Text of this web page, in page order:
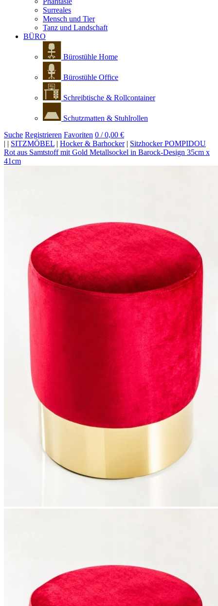
Surreales
Mensch und Tier
Tanz und Landschaft
BÜRO
Bürostühle Home
Bürostühle Office
Schreibtische & Rollcontainer
Schutzmatten & Stuhlrollen
Suche Registrieren Favoriten 0 / 0,00 €
| | SITZMÖBEL | Hocker & Barhocker| Sitzhocker POMPIDOU
Rot aus Samtstoff mit Gold Metallsockel in Barock-Design 35cm x
41cm